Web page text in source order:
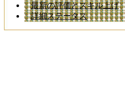
最新の評価とスキル上げ
詳細ステータス